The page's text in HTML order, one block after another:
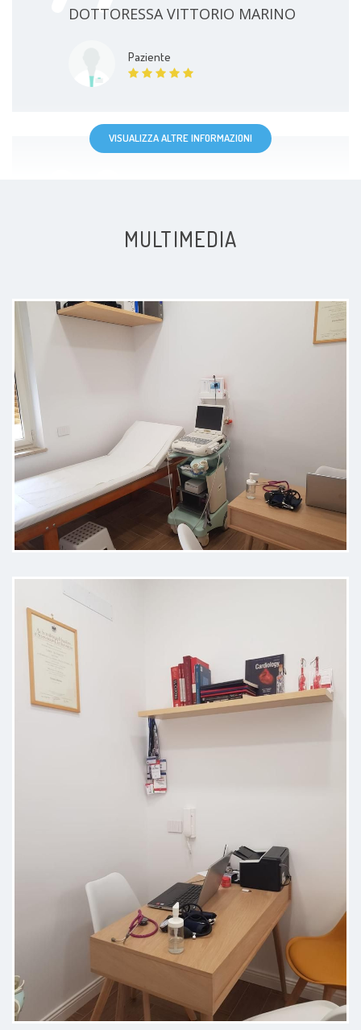
DOTTORESSA VITTORIO MARINO
Paziente
professionalità.
Dottoressa molto competente ed
attenta ai minimi particolari
Paziente
Rivolgersi alla dottoressa significa
affidarsi a una specialista di alto
profilo. La visita è stata
estremamente accurata. Ho
apprezzato la capacità di sintesi
nel fornire un quadro clinico
preciso e rassicurante.
Professionista seria e affidabile.
Accogliente e gentilissima, la
dottoressa è stata precisa e
VISUALIZZA ALTRE INFORMAZIONI
MULTIMEDIA